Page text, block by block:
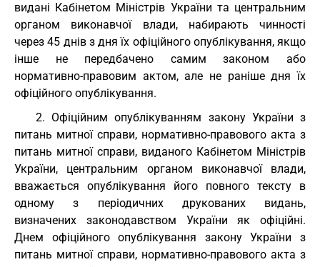
видані Кабінетом Міністрів України та центральним
органом виконавчої влади, набирають чинності
через 45 днів з дня їх офіційного опублікування, якщо
інше не передбачено самим законом або
нормативно-правовим актом, але не раніше дня їх
офіційного опублікування.
2. Офіційним опублікуванням закону України з
питань митної справи, нормативно-правового акта з
питань митної справи, виданого Кабінетом Міністрів
України, центральним органом виконавчої влади,
вважається опублікування його повного тексту в
одному з періодичних друкованих видань,
визначених законодавством України як офіційні.
Днем офіційного опублікування закону України з
питань митної справи, нормативно-правового акта з